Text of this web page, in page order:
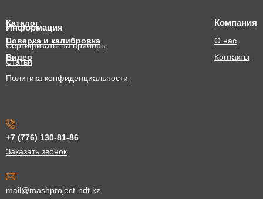
Каталог
Поверка и калибровка
Видео
Компания
О нас
Контакты
Информация
Сертификаты на приборы
Статьи
Политика конфиденциальности
+7 (776) 130-81-86
Заказать звонок
mail@mashproject-ndt.kz